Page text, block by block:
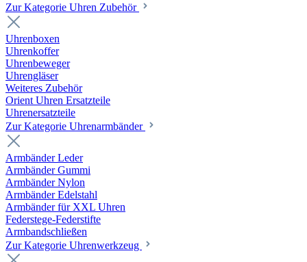
Zur Kategorie Uhren Zubehör
Uhrenboxen
Uhrenkoffer
Uhrenbeweger
Uhrengläser
Weiteres Zubehör
Orient Uhren Ersatzteile
Uhrenersatzteile
Zur Kategorie Uhrenarmbänder
Armbänder Leder
Armbänder Gummi
Armbänder Nylon
Armbänder Edelstahl
Armbänder für XXL Uhren
Federstege-Federstifte
Armbandschließen
Zur Kategorie Uhrenwerkzeug